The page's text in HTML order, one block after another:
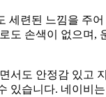
련된 느낌을 주어
도 손색이 없으며,
서도 안정감 있고
있습니다. 네이비